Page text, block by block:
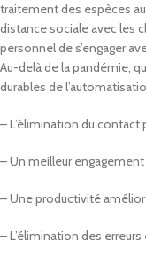
traitement des espèces
distance sociale avec les
personnel de s’engager
Au-delà de la pandémie,
durables de
– L’élimination du
– Un meilleur
– Une productivité
– L’élimination des